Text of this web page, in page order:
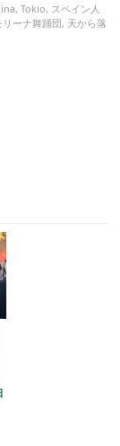
,Tokio, スペイン人
リーナ舞踊団, 天から落